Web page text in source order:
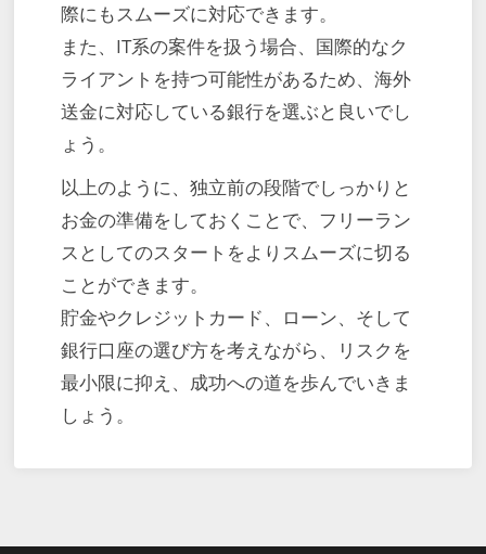
際にもスムーズに対応できます。
また、IT系の案件を扱う場合、国際的なク
ライアントを持つ可能性があるため、海外
送金に対応している銀行を選ぶと良いでし
ょう。
以上のように、独立前の段階でしっかりと
お金の準備をしておくことで、フリーラン
スとしてのスタートをよりスムーズに切る
ことができます。
貯金やクレジットカード、ローン、そして
銀行口座の選び方を考えながら、リスクを
最小限に抑え、成功への道を歩んでいきま
しょう。